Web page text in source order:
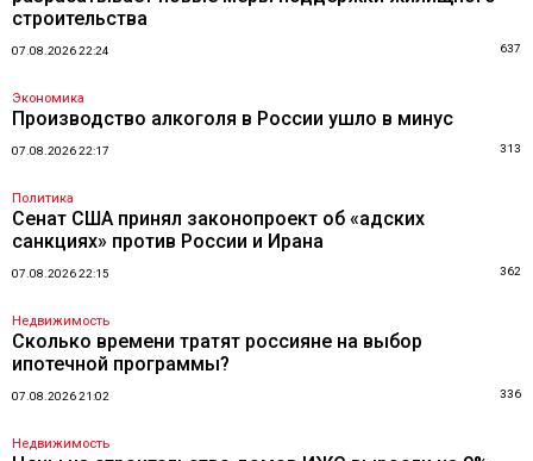
строительства
07.08.2026 22:24 637
Экономика
Производство алкоголя в России ушло в минус
07.08.2026 22:17 313
Политика
Сенат США принял законопроект об «адских
санкциях» против России и Ирана
07.08.2026 22:15 362
Недвижимость
Сколько времени тратят россияне на выбор
ипотечной программы?
07.08.2026 21:02 336
Недвижимость